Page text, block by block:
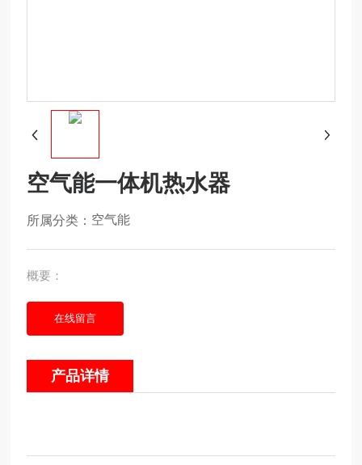
空气能一体机热水器
空气能
概要：
在线留言
产品详情